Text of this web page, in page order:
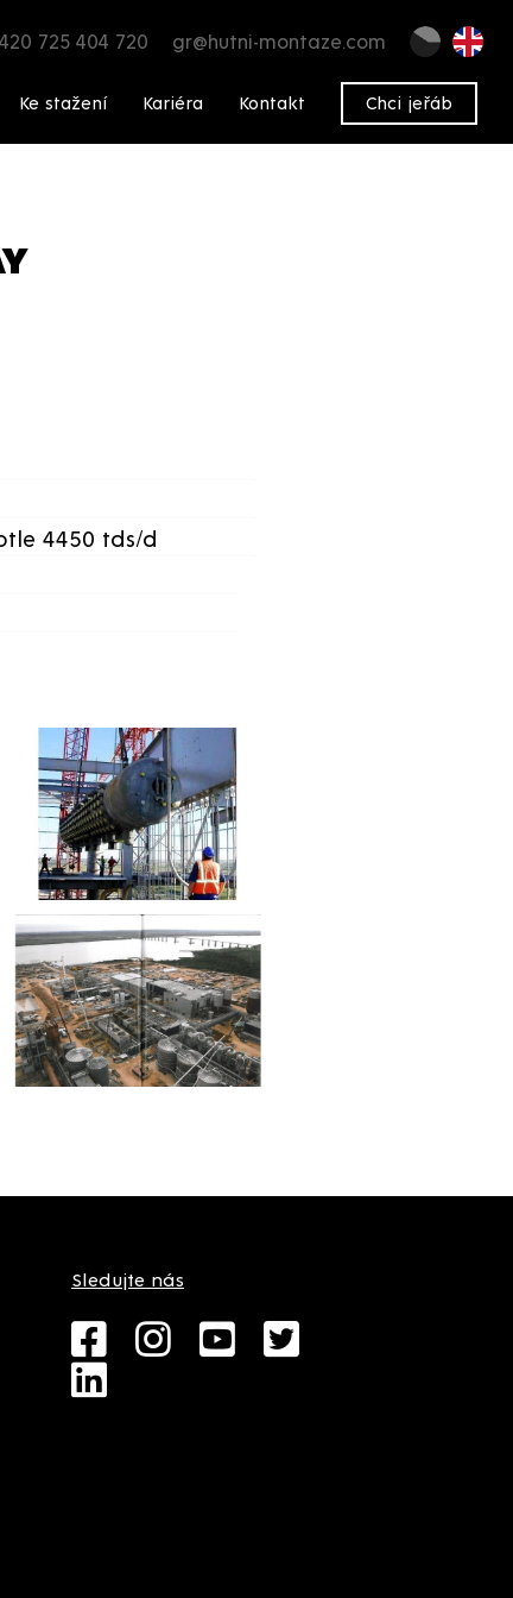
725 404 720 gr@hutni-montaze.com
Ke stažení Kariéra Kontakt Chci jeřáb
4450 tds/d
Sledujte nás